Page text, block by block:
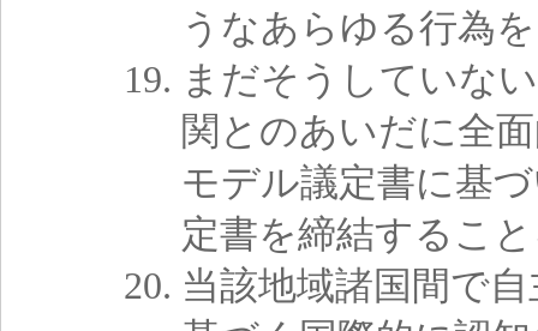
うなあらゆる行為
まだそうしていな
関とのあいだに全
モデル議定書に基
定書を締結するこ
当該地域諸国間で